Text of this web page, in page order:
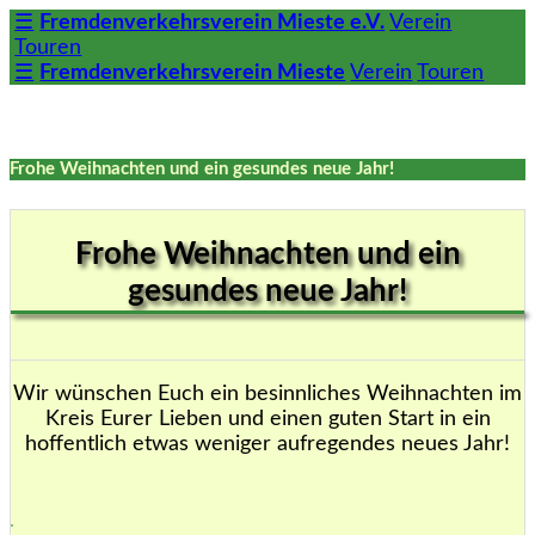
☰ Fremdenverkehrsverein Mieste e.V. Verein
Touren
☰ Fremdenverkehrsverein Mieste Verein Touren
Frohe Weihnachten und ein gesundes neue Jahr!
Frohe Weihnachten und ein
gesundes neue Jahr!
Wir wünschen Euch ein besinnliches Weihnachten im
Kreis Eurer Lieben und einen guten Start in ein
hoffentlich etwas weniger aufregendes neues Jahr!